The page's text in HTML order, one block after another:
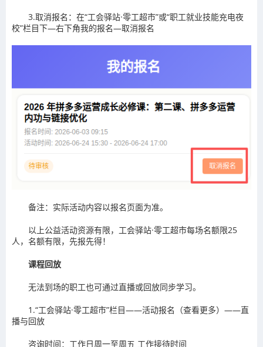
3.取消报名：在“工会驿站·零工超市”或“职工就业技能充电夜
校”栏目下—右下角我的报名—取消报名
备注：实际活动内容以报名页面为准。
以上公益活动资源有限， 工会驿站·零工超市每场名额限25
人， 名额有限，先报先得！
课程回放
无法到场的职工也可通过直播或回放同步学习。
1.“工会驿站·零工超市”栏目——活动报名（查看更多）——直
播与回放
咨询时间：工作日周一至周五 工作接待时间